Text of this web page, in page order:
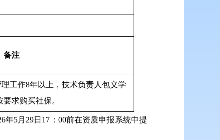
备注
工作8年以上，技术负责人包义学
求购买社保。
5月29日17：00前在资质申报系统中提